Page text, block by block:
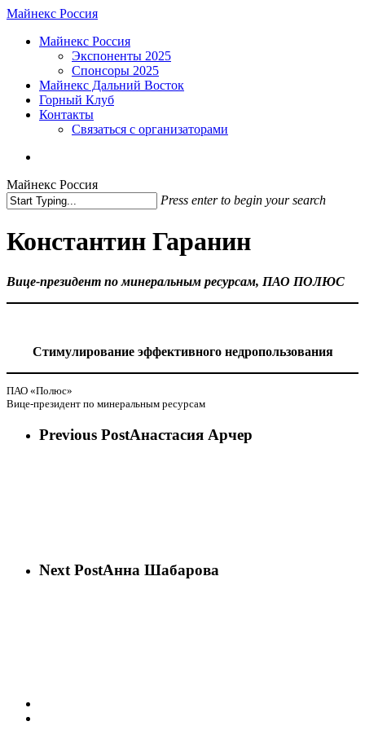
Skip
main
Майнекс Россия
Menu
Майнекс Россия
Экспоненты 2025
Спонсоры 2025
Майнекс Дальний Восток
Горный Клуб
Контакты
Связаться с организаторами
Майнекс Россия
Press enter to begin your search
Search
Константин Гаранин
Вице-президент по минеральным ресурсам, ПАО ПОЛЮС
Стимулирование эффективного недропользования
ПАО «Полюс»
Вице-президент по минеральным ресурсам
Previous PostАнастасия Арчер
Next PostАнна Шабарова